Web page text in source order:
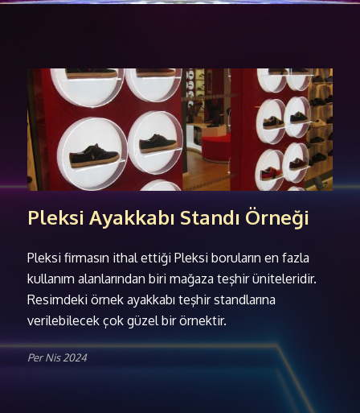
Pleksi Ayakkabı Standı Örneği
Pleksi firmasın ithal ettiği Pleksi boruların en fazla
kullanım alanlarından biri mağaza teşhir üniteleridir.
Resimdeki örnek ayakkabı teşhir standlarına
verilebilecek çok güzel bir örnektir.
Per Nis 2024